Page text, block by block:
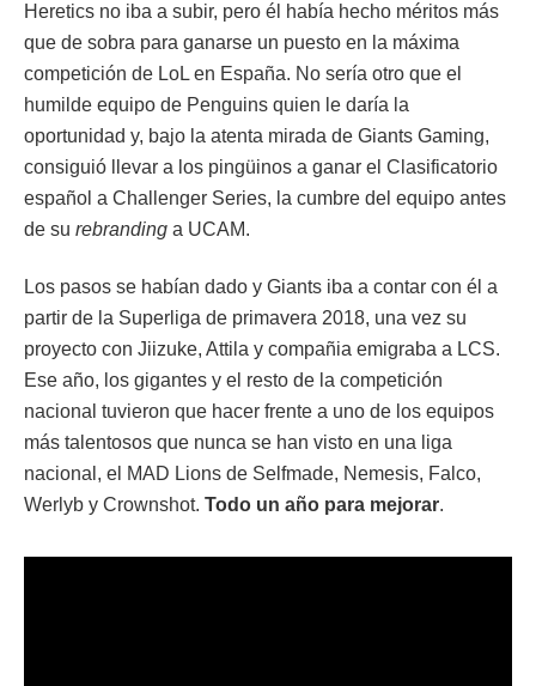
Heretics no iba a subir, pero él había hecho méritos más
que de sobra para ganarse un puesto en la máxima
competición de LoL en España. No sería otro que el
humilde equipo de Penguins quien le daría la
oportunidad y, bajo la atenta mirada de Giants Gaming,
consiguió llevar a los pingüinos a ganar el Clasificatorio
español a Challenger Series, la cumbre del equipo antes
de su rebranding a UCAM.
Los pasos se habían dado y Giants iba a contar con él a
partir de la Superliga de primavera 2018, una vez su
proyecto con Jiizuke, Attila y compañia emigraba a LCS.
Ese año, los gigantes y el resto de la competición
nacional tuvieron que hacer frente a uno de los equipos
más talentosos que nunca se han visto en una liga
nacional, el MAD Lions de Selfmade, Nemesis, Falco,
Werlyb y Crownshot. Todo un año para mejorar.